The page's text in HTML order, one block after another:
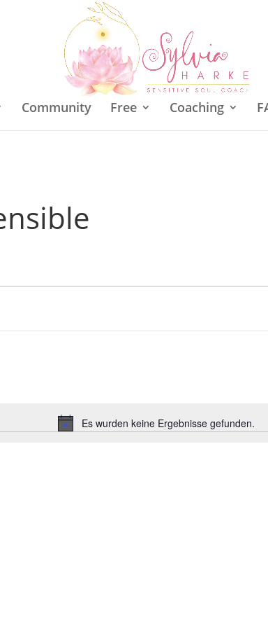
Community Free Coaching
Hinweis
Es wurden keine Ergebnisse gefunden.